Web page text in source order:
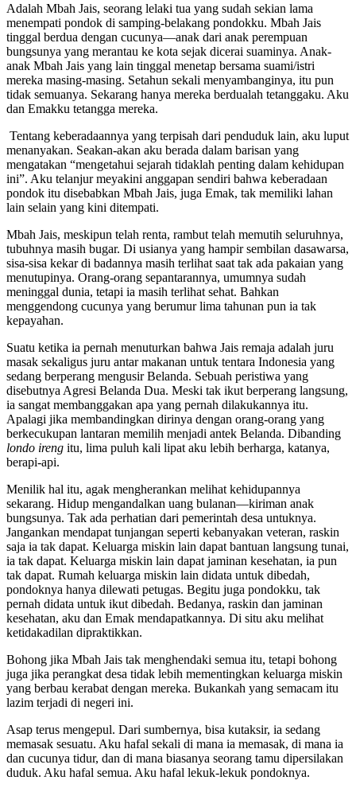
Adalah Mbah Jais, seorang lelaki tua yang sudah sekian lama
menempati pondok di samping-belakang pondokku. Mbah Jais
tinggal berdua dengan cucunya—anak dari anak perempuan
bungsunya yang merantau ke kota sejak dicerai suaminya. Anak-
anak Mbah Jais yang lain tinggal menetap bersama suami/istri
mereka masing-masing. Setahun sekali menyambanginya, itu pun
tidak semuanya. Sekarang hanya mereka berdualah tetanggaku. Aku
dan Emakku tetangga mereka.
Tentang keberadaannya yang terpisah dari penduduk lain, aku luput
menanyakan. Seakan-akan aku berada dalam barisan yang
mengatakan “mengetahui sejarah tidaklah penting dalam kehidupan
ini”. Aku telanjur meyakini anggapan sendiri bahwa keberadaan
pondok itu disebabkan Mbah Jais, juga Emak, tak memiliki lahan
lain selain yang kini ditempati.
Mbah Jais, meskipun telah renta, rambut telah memutih seluruhnya,
tubuhnya masih bugar. Di usianya yang hampir sembilan dasawarsa,
sisa-sisa kekar di badannya masih terlihat saat tak ada pakaian yang
menutupinya. Orang-orang sepantarannya, umumnya sudah
meninggal dunia, tetapi ia masih terlihat sehat. Bahkan
menggendong cucunya yang berumur lima tahunan pun ia tak
kepayahan.
Suatu ketika ia pernah menuturkan bahwa Jais remaja adalah juru
masak sekaligus juru antar makanan untuk tentara Indonesia yang
sedang berperang mengusir Belanda. Sebuah peristiwa yang
disebutnya Agresi Belanda Dua. Meski tak ikut berperang langsung,
ia sangat membanggakan apa yang pernah dilakukannya itu.
Apalagi jika membandingkan dirinya dengan orang-orang yang
berkecukupan lantaran memilih menjadi antek Belanda. Dibanding
londo ireng itu, lima puluh kali lipat aku lebih berharga, katanya,
berapi-api.
Menilik hal itu, agak mengherankan melihat kehidupannya
sekarang. Hidup mengandalkan uang bulanan—kiriman anak
bungsunya. Tak ada perhatian dari pemerintah desa untuknya.
Jangankan mendapat tunjangan seperti kebanyakan veteran, raskin
saja ia tak dapat. Keluarga miskin lain dapat bantuan langsung tunai,
ia tak dapat. Keluarga miskin lain dapat jaminan kesehatan, ia pun
tak dapat. Rumah keluarga miskin lain didata untuk dibedah,
pondoknya hanya dilewati petugas. Begitu juga pondokku, tak
pernah didata untuk ikut dibedah. Bedanya, raskin dan jaminan
kesehatan, aku dan Emak mendapatkannya. Di situ aku melihat
ketidakadilan dipraktikkan.
Bohong jika Mbah Jais tak menghendaki semua itu, tetapi bohong
juga jika perangkat desa tidak lebih mementingkan keluarga miskin
yang berbau kerabat dengan mereka. Bukankah yang semacam itu
lazim terjadi di negeri ini.
Asap terus mengepul. Dari sumbernya, bisa kutaksir, ia sedang
memasak sesuatu. Aku hafal sekali di mana ia memasak, di mana ia
dan cucunya tidur, dan di mana biasanya seorang tamu dipersilakan
duduk. Aku hafal semua. Aku hafal lekuk-lekuk pondoknya.